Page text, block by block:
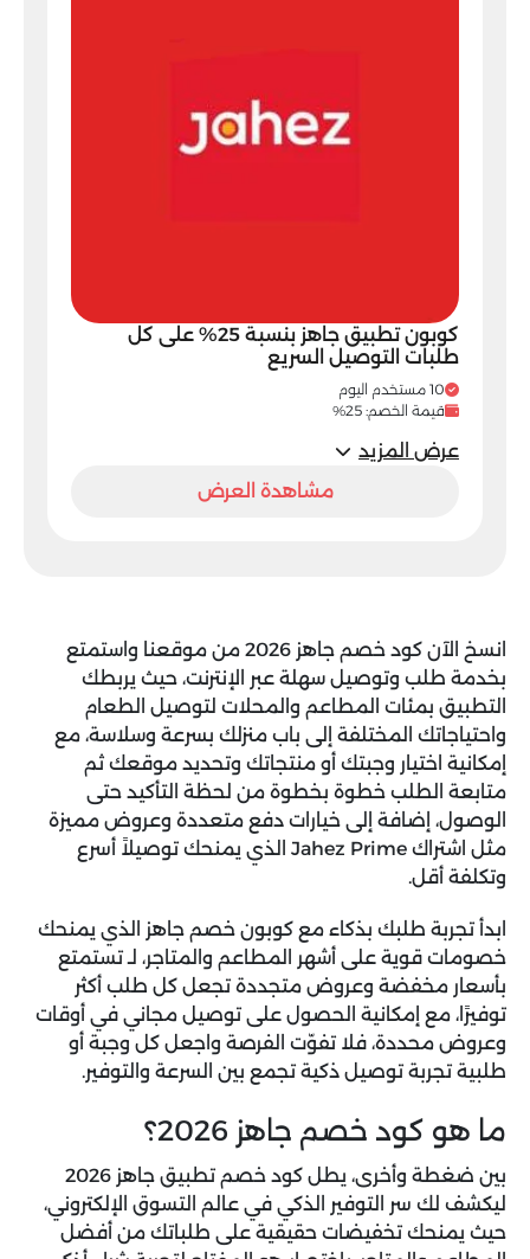
كوبون تطبيق جاهز بنسبة 25% على كل
طلبات التوصيل السريع
10 مستخدم اليوم
قيمة الخصم: 25%
عرض المزيد
مشاهدة العرض
انسخ الآن كود خصم جاهز 2026
من موقعنا واستمتع
بخدمة طلب وتوصيل سهلة عبر الإنترنت، حيث يربطك
التطبيق بمئات المطاعم والمحلات لتوصيل الطعام
واحتياجاتك المختلفة إلى باب منزلك بسرعة وسلاسة، مع
إمكانية اختيار وجبتك أو منتجاتك وتحديد موقعك ثم
متابعة الطلب خطوة بخطوة من لحظة التأكيد حتى
الوصول، إضافة إلى خيارات دفع متعددة وعروض مميزة
مثل اشتراك Jahez Prime الذي يمنحك توصيلاً أسرع
وتكلفة أقل.
ابدأ تجربة طلبك بذكاء مع كوبون خصم جاهز
الذي يمنحك
خصومات قوية على أشهر المطاعم والمتاجر، لـ تستمتع
بأسعار مخفضة وعروض متجددة تجعل كل طلب أكثر
توفيرًا، مع إمكانية الحصول على توصيل مجاني في أوقات
وعروض محددة، فلا تفوّت الفرصة واجعل كل وجبة أو
طلبية تجربة توصيل ذكية تجمع بين السرعة والتوفير.
ما هو كود خصم جاهز 2026؟
بين ضغطة وأخرى، يطل كود خصم تطبيق جاهز 2026
ليكشف لك سر التوفير الذكي في عالم التسوق الإلكتروني،
حيث يمنحك تخفيضات حقيقية على طلباتك من أفضل